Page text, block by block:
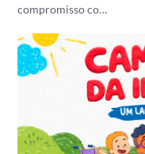
compromisso co…